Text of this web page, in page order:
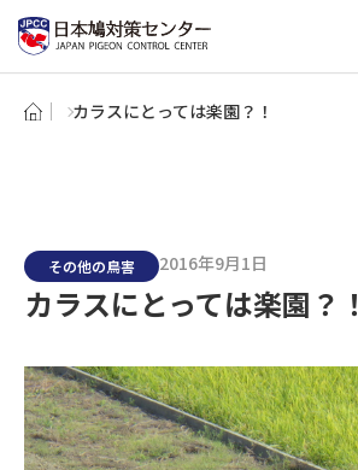
カラスにとっては楽園？！
その他の鳥害 2016年9月1日
カラスにとっては楽園？！